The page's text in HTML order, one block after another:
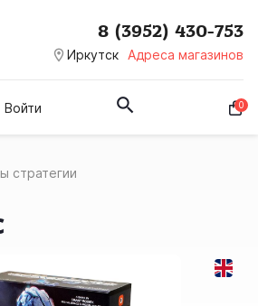
room Иркутск Адреса магазинов
8 (3952) 430-753
Войти 0
стратегии